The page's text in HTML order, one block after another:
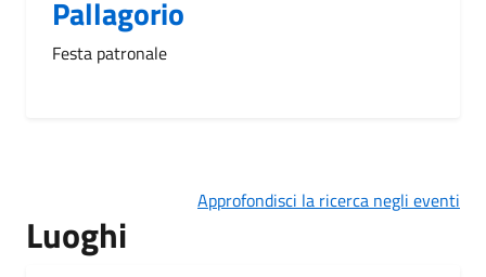
Pallagorio
Festa patronale
Approfondisci la ricerca negli eventi
Luoghi